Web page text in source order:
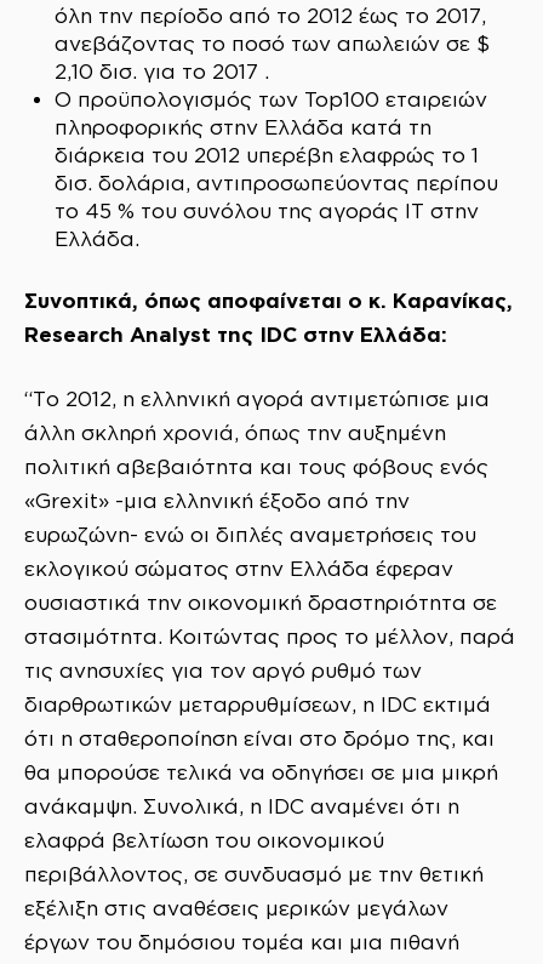
όλη την περίοδο από το 2012 έως το 2017,
ανεβάζοντας το ποσό των απωλειών σε $
2,10 δισ. για το 2017 .
Ο προϋπολογισμός των Top100 εταιρειών
πληροφορικής στην Ελλάδα κατά τη
διάρκεια του 2012 υπερέβη ελαφρώς το 1
δισ. δολάρια, αντιπροσωπεύοντας περίπου
το 45 % του συνόλου της αγοράς IT στην
Ελλάδα.
Συνοπτικά, όπως αποφαίνεται ο κ. Καρανίκας,
Research Analyst της IDC στην Ελλάδα:
“Το 2012, η ελληνική αγορά αντιμετώπισε μια
άλλη σκληρή χρονιά, όπως την αυξημένη
πολιτική αβεβαιότητα και τους φόβους ενός
«Grexit» -μια ελληνική έξοδο από την
ευρωζώνη- ενώ οι διπλές αναμετρήσεις του
εκλογικού σώματος στην Ελλάδα έφεραν
ουσιαστικά την οικονομική δραστηριότητα σε
στασιμότητα. Κοιτώντας προς το μέλλον, παρά
τις ανησυχίες για τον αργό ρυθμό των
διαρθρωτικών μεταρρυθμίσεων, η IDC εκτιμά
ότι η σταθεροποίηση είναι στο δρόμο της, και
θα μπορούσε τελικά να οδηγήσει σε μια μικρή
ανάκαμψη. Συνολικά, η IDC αναμένει ότι η
ελαφρά βελτίωση του οικονομικού
περιβάλλοντος, σε συνδυασμό με την θετική
εξέλιξη στις αναθέσεις μερικών μεγάλων
έργων του δημόσιου τομέα και μια πιθανή